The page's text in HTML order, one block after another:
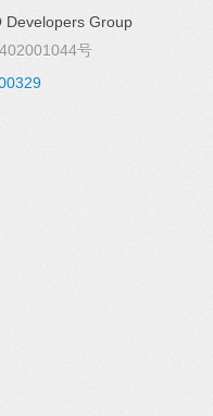
Developers Group
号